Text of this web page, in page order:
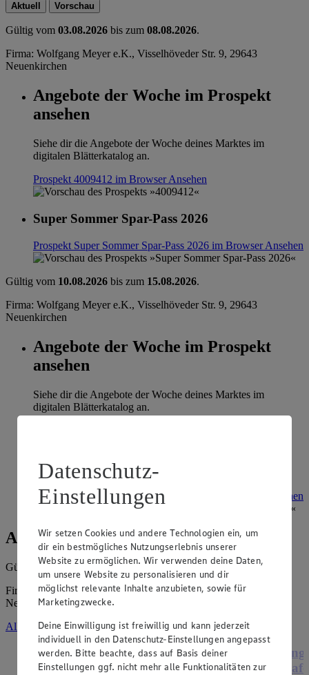
Aktuell Vorschau
Gültig vom 03.08.2026 bis zum 08.08.2026.
Firma: Wolfgang Meyer e.K., Visselhöveder Str. 9, 29643
Neuenkirchen
Angebote der Woche im Prospekt
ansehen
Siehe dir die Angebote der Woche deines Marktes im
digitalen Blätterkatalog an.
Prospekt 4009412 im BrowserAnsehen
Super Sommer Spar-Pass 2026
Prospekt Super Sommer Spar-Pass 2026 im BrowserAnsehen
Gültig vom 10.08.2026 bis zum 15.08.2026.
Firma: Wolfgang Meyer e.K., Visselhöveder Str. 9, 29643
Neuenkirchen
Angebote der Woche im Prospekt
ansehen
Siehe dir die Angebote der Woche deines Marktes im
digitalen Blätterkatalog an.
Super Sommer Spar-Pass 2026
Prospekt Super Sommer Spar-Pass 2026 im Browser Ansehen
Angebote der Woche
Gültig vom03.08.2026bis zum08.08.2026.
Firma: Wolfgang Meyer e.K., Visselhöveder Str. 9, 29643
Neuenkirchen
Alle Angebote ansehen
Angebot:Henglein Frischer Pizzateig
XXL
Datenschutz-
Einstellungen
Wir setzen Cookies und andere Technologien ein, um
dir ein bestmögliches Nutzungserlebnis unserer
Website zu ermöglichen. Wir verwenden deine Daten,
um unsere Website zu personalisieren und dir
möglichst relevante Inhalte anzubieten, sowie für
Marketingzwecke.
Deine Einwilligung ist freiwillig und kann jederzeit
individuell in den Datenschutz-Einstellungen angepasst
werden. Bitte beachte, dass auf Basis deiner
Einstellungen ggf. nicht mehr alle Funktionalitäten zur